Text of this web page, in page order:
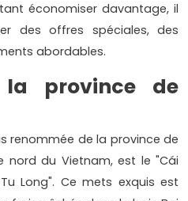
économiser davantage, il
des offres spéciales, des
abordables.
province de
renommée de la province de
nord du Vietnam, est le "Cái
Long". Ce mets exquis est